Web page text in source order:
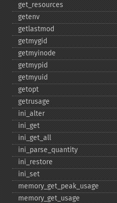
get_​resources
getenv
getlastmod
getmygid
getmyinode
getmypid
getmyuid
getopt
getrusage
ini_​alter
ini_​get
ini_​get_​all
ini_​parse_​quantity
ini_​restore
ini_​set
memory_​get_​peak_​usage
memory_​get_​usage